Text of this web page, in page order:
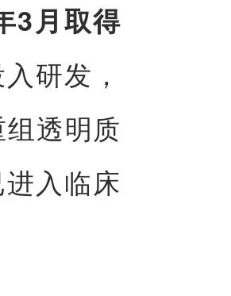
3月取得
研发，
透明质
入临床